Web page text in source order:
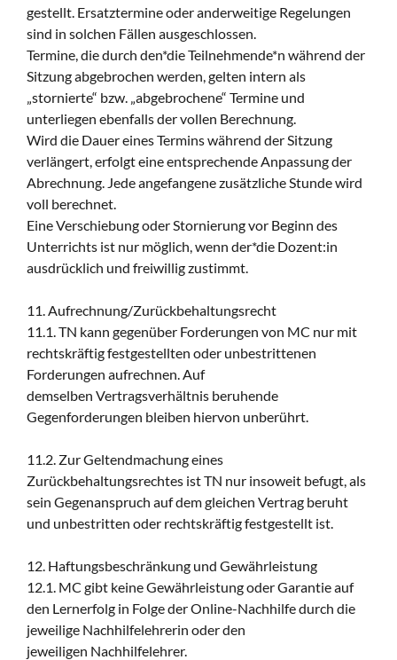
gestellt. Ersatztermine oder anderweitige Regelungen
sind in solchen Fällen ausgeschlossen.
Termine, die durch den*die Teilnehmende*n während der
Sitzung abgebrochen werden, gelten intern als
„stornierte“ bzw. „abgebrochene“ Termine und
unterliegen ebenfalls der vollen Berechnung.
Wird die Dauer eines Termins während der Sitzung
verlängert, erfolgt eine entsprechende Anpassung der
Abrechnung. Jede angefangene zusätzliche Stunde wird
voll berechnet.
Eine Verschiebung oder Stornierung vor Beginn des
Unterrichts ist nur möglich, wenn der*die Dozent:in
ausdrücklich und freiwillig zustimmt.
11. Aufrechnung/Zurückbehaltungsrecht
11.1. TN kann gegenüber Forderungen von MC nur mit
rechtskräftig festgestellten oder unbestrittenen
Forderungen aufrechnen. Auf
demselben Vertragsverhältnis beruhende
Gegenforderungen bleiben hiervon unberührt.
11.2. Zur Geltendmachung eines
Zurückbehaltungsrechtes ist TN nur insoweit befugt, als
sein Gegenanspruch auf dem gleichen Vertrag beruht
und unbestritten oder rechtskräftig festgestellt ist.
12. Haftungsbeschränkung und Gewährleistung
12.1. MC gibt keine Gewährleistung oder Garantie auf
den Lernerfolg in Folge der Online-Nachhilfe durch die
jeweilige Nachhilfelehrerin oder den
jeweiligen Nachhilfelehrer.